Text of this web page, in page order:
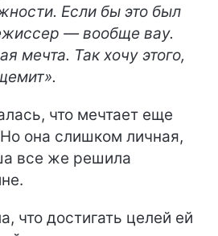
Если бы это был
— вообще вау.
мечта. Так хочу этого,
что мечтает еще
она слишком личная,
все же решила
что достигать целей ей